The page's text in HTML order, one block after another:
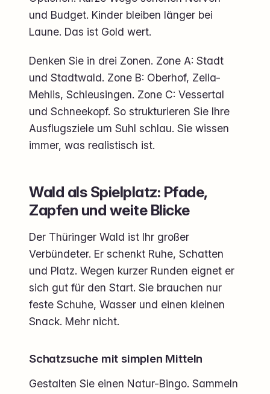
und Budget. Kinder bleiben länger bei
Laune. Das ist Gold wert.
Denken Sie in drei Zonen. Zone A: Stadt
und Stadtwald. Zone B: Oberhof, Zella-
Mehlis, Schleusingen. Zone C: Vessertal
und Schneekopf. So strukturieren Sie Ihre
Ausflugsziele um Suhl schlau. Sie wissen
immer, was realistisch ist.
Wald als Spielplatz: Pfade,
Zapfen und weite Blicke
Der Thüringer Wald ist Ihr großer
Verbündeter. Er schenkt Ruhe, Schatten
und Platz. Wegen kurzer Runden eignet er
sich gut für den Start. Sie brauchen nur
feste Schuhe, Wasser und einen kleinen
Snack. Mehr nicht.
Schatzsuche mit simplen Mitteln
Gestalten Sie einen Natur-Bingo. Sammeln